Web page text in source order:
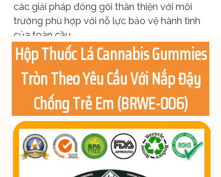
các giải pháp đóng gói thân thiện với môi
trường phù hợp với nỗ lực bảo vệ hành tinh
của toàn cầu.
Hộp Thuốc Lá Cannabis Gummies
Tròn Theo Yêu Cầu Với Nắp Đậy
Chống Trẻ Em (BRWE-006)